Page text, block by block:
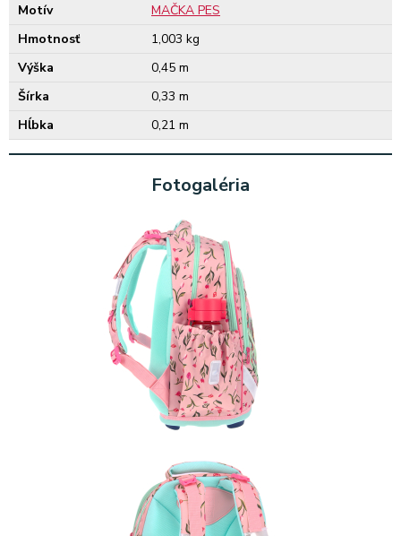
Motív
MAČKA PES
Hmotnosť
1,003 kg
Výška
0,45 m
Šírka
0,33 m
Hĺbka
0,21 m
Fotogaléria